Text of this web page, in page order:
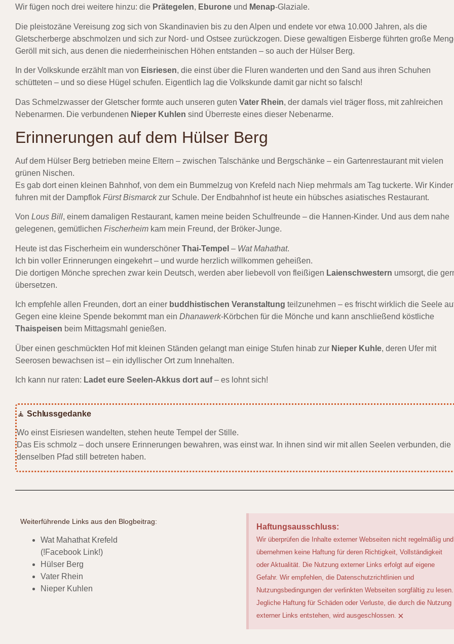
Wir fügen noch drei weitere hinzu: die Prätegelen, Eburone und Menap-Glaziale.
Die pleistozäne Vereisung zog sich von Skandinavien bis zu den Alpen und endete vor etwa 10.000 Jahren, als die
Gletscherberge abschmolzen und sich zur Nord- und Ostsee zurückzogen. Diese gewaltigen Eisberge führten große
Geröll mit sich, aus denen die niederrheinischen Höhen entstanden – so auch der Hülser Berg.
In der Volkskunde erzählt man von Eisriesen, die einst über die Fluren wanderten und den Sand aus ihren Schuhen
schütteten – und so diese Hügel schufen. Eigentlich lag die Volkskunde damit gar nicht so falsch!
Das Schmelzwasser der Gletscher formte auch unseren guten Vater Rhein, der damals viel träger floss, mit zahlreichen
Nebenarmen. Die verbundenen Nieper Kuhlen sind Überreste eines dieser Nebenarme.
Erinnerungen auf dem Hülser Berg
Auf dem Hülser Berg betrieben meine Eltern – zwischen Talschänke und Bergschänke – ein Gartenrestaurant mit vielen
grünen Nischen.
Es gab dort einen kleinen Bahnhof, von dem ein Bummelzug von Krefeld nach Niep mehrmals am Tag tuckerte. Wir Kinder
fuhren mit der Dampflok Fürst Bismarckzur Schule. Der Endbahnhof ist heute ein hübsches asiatisches Restaurant.
Von Lous Bill, einem damaligen Restaurant, kamen meine beiden Schulfreunde – die Hannen-Kinder. Und aus dem nahe
gelegenen, gemütlichen Fischerheim kam mein Freund, der Bröker-Junge.
Heute ist das Fischerheim ein wunderschöner Thai-Tempel – Wat Mahathat.
Ich bin voller Erinnerungen eingekehrt – und wurde herzlich willkommen geheißen.
Die dortigen Mönche sprechen zwar kein Deutsch, werden aber liebevoll von fleißigen Laienschwestern umsorgt, die
übersetzen.
Ich empfehle allen Freunden, dort an einer buddhistischen Veranstaltung teilzunehmen – es frischt wirklich die Seele
Gegen eine kleine Spende bekommt man ein Dhanawerk-Körbchen für die Mönche und kann anschließend köstliche
Thaispeisen beim Mittagsmahl genießen.
Über einen geschmückten Hof mit kleinen Ständen gelangt man einige Stufen hinab zur Nieper Kuhle, deren Ufer mit
Seerosen bewachsen ist – ein idyllischer Ort zum Innehalten.
Ich kann nur raten: Ladet eure Seelen-Akkus dort auf– es lohnt sich!
🧘 Schlussgedanke
Wo einst Eisriesen wandelten, stehen heute Tempel der Stille.
Das Eis schmolz – doch unsere Erinnerungen bewahren, was einst war. In ihnen sind wir mit allen Seelen verbunden, die
denselben Pfad still betreten haben.
Weiterführende Links aus den Blogbeitrag:
Wat Mahathat Krefeld
(!Facebook Link!)
Hülser Berg
Vater Rhein
Nieper Kuhlen
Haftungsausschluss:
Wir überprüfen die Inhalte externer Webseiten nicht regelmäßig und
übernehmen keine Haftung für deren Richtigkeit, Vollständigkeit
oder Aktualität. Die Nutzung externer Links erfolgt auf eigene
Gefahr. Wir empfehlen, die Datenschutzrichtlinien und
Nutzungsbedingungen der verlinkten Webseiten sorgfältig zu lesen.
Jegliche Haftung für Schäden oder Verluste, die durch die Nutzung
externer Links entstehen, wird ausgeschlossen. ×